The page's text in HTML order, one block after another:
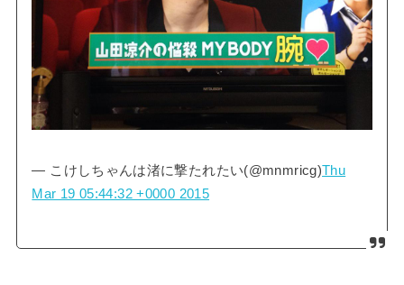
— こけしちゃんは渚に撃たれたい(@mnmricg)Thu
Mar 19 05:44:32 +0000 2015